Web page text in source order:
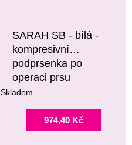
SARAH SB - bílá -
kompresivní
podprsenka po
operaci prsu
Skladem
974,40 Kč